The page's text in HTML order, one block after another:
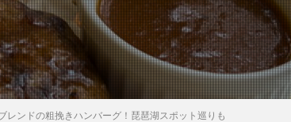
レンドの粗挽きハンバーグ！琵琶湖スポット巡りも